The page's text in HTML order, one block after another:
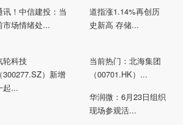
讯！中信建投：当
市场情绪处...
道指涨1.14%再创历
史新高 存储...
轮科技
（300277.SZ）新增
起...
当前热门：北海集团
（00701.HK）...
华润微：6月23日组织
现场参观活...